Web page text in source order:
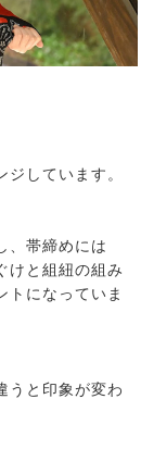
しています。
、帯締めには
けと組紐の組み
トになっていま
うと印象が変わ